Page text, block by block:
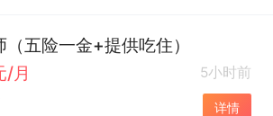
五险一金+提供吃住）
/月
5小时前
详情